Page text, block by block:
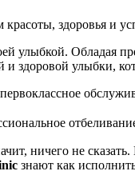
красоты, здоровья и
улыбкой. Обладая
и здоровой улыбки,
ничего не
знают как